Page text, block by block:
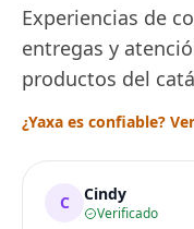
Experiencias de
entregas y
productos del
¿Yaxa es confiable?
C Cindy
Verificado